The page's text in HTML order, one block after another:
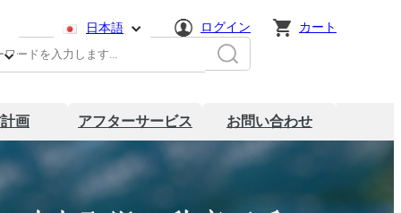
カート
ログイン
日本語
简体中文
English
画 アフターサービス お問い合わせ